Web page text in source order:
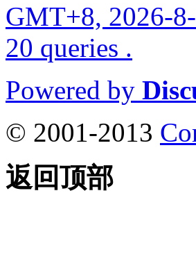
GMT+8, 2026-
20 queries .
Powered by
© 2001-2013
返回顶部